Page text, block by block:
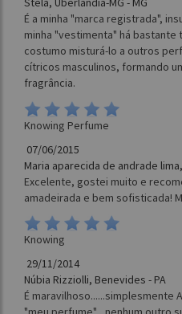
É a minha "marca registrada",
minha "vestimenta" há
costumo misturá-lo a outros
cítricos masculinos, formando
fragrância.
Knowing Perfume
07/06/2015
Maria aparecida de andrade
Excelente, gostei muito e
amadeirada e bem sofisticada!
Knowing
29/11/2014
Núbia Rizziolli, Benevides - PA
É maravilhoso......simplesmente